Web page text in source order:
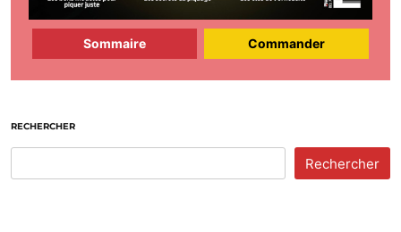
Sommaire Commander
RECHERCHER
Rechercher